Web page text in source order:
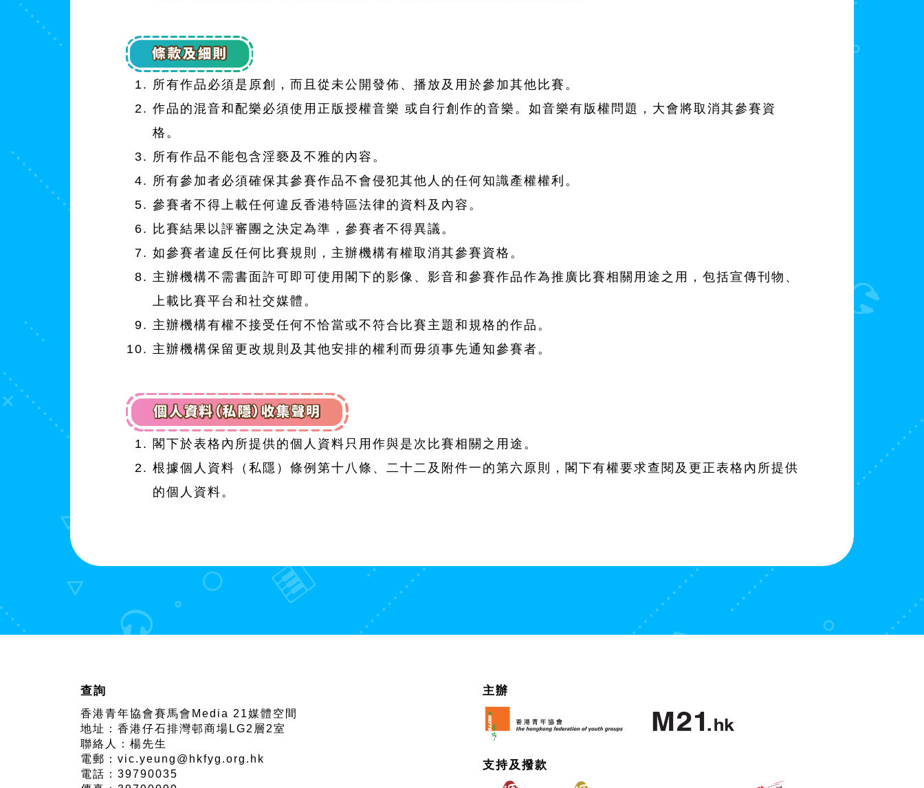
所有作品必須是原創，而且從未公開發佈、播放及用於參加其他比賽。
作品的混音和配樂必須使用正版授權音樂 或自行創作的音樂。如音樂有版權問題，大會將取消其參賽資
格。
所有作品不能包含淫褻及不雅的內容。
所有參加者必須確保其參賽作品不會侵犯其他人的任何知識產權權利。
參賽者不得上載任何違反香港特區法律的資料及內容。
比賽結果以評審團之決定為準，參賽者不得異議。
如參賽者違反任何比賽規則，主辦機構有權取消其參賽資格。
主辦機構不需書面許可即可使用閣下的影像、影音和參賽作品作為推廣比賽相關用途之用，包括宣傳刊物、
上載比賽平台和社交媒體。
主辦機構有權不接受任何不恰當或不符合比賽主題和規格的作品。
主辦機構保留更改規則及其他安排的權利而毋須事先通知參賽者。
閣下於表格內所提供的個人資料只用作與是次比賽相關之用途。
根據個人資料（私隱）條例第十八條、二十二及附件一的第六原則，閣下有權要求查閱及更正表格內所提供
的個人資料。
查詢
香港青年協會賽馬會 Media 21媒體空間
地址：香港仔石排灣邨商場LG2層2室
聯絡人：楊先生
電郵： vic.yeung@hkfyg.org.hk
電話：39790035
主辦
支持及撥款